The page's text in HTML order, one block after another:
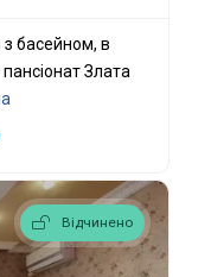
басейном, в
Злата
Відчинено